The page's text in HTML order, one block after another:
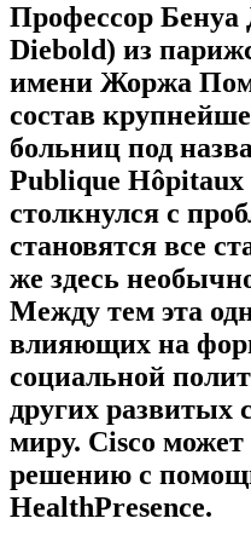
Профессор Бенуа
Diebold) из
имени Жоржа
состав
больниц под
Publique Hôpitaux
столкнулся с
становятся все
же здесь
Между тем эта
влияющих на
социальной
других развитых
миру. Cisco может
решению с
HealthPresence.